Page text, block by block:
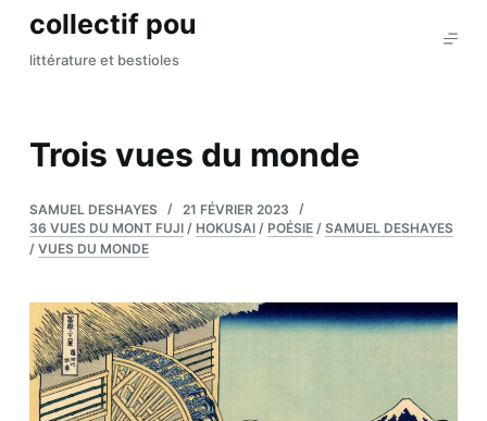
P
a
e
u
c
n
collectif pou
littérature et bestioles
Trois vues du monde
SAMUEL DESHAYES
21 FÉVRIER 2023
36 VUES DU MONT FUJI/ HOKUSAI/ POÉSIE/ SAMUEL DESHAYES
/ VUES DU MONDE